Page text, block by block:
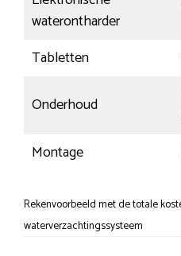
waterontharder
Tabletten
Onderhoud
Montage
Rekenvoorbeeld met de totale
waterverzachtingssysteem